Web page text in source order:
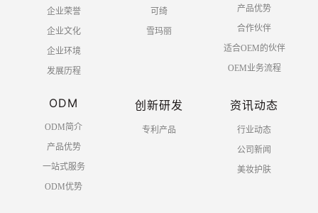
企业荣誉
企业文化
企业环境
发展历程
可绮
雪玛丽
产品优势
合作伙伴
适合OEM的伙伴
OEM业务流程
ODM
ODM简介
产品优势
一站式服务
ODM优势
创新研发
专利产品
资讯动态
行业动态
公司新闻
美妆护肤